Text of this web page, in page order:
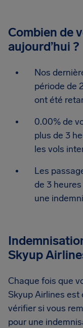
Combien de
aujourd’hui ?
Nos
période de
ont été
0.00% de
plus de 3
les vols
Les
de 3
une
Skyup
Chaque fois que
Skyup Airlines est
vérifier si vous
pour une